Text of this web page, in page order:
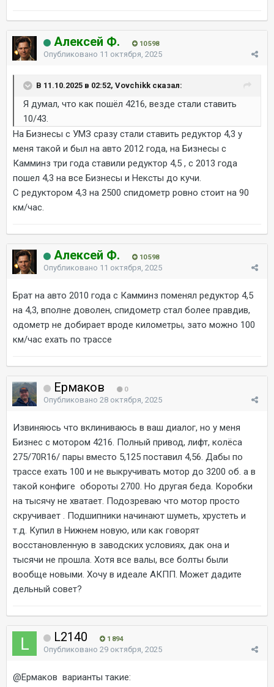
Алексей Ф. 10 598
Опубликовано 11 октября, 2025
В 11.10.2025 в 02:52, Vovchikk сказал:
Я думал, что как пошёл 4216, везде стали ставить
10/43.
На Бизнесы с УМЗ сразу стали ставить редуктор 4,3 у
меня такой и был на авто 2012 года, на Бизнесы с
Камминз три года ставили редуктор 4,5 , с 2013 года
пошел 4,3 на все Бизнесы и Нексты до кучи.
С редуктором 4,3 на 2500 спидометр ровно стоит на 90
км/час.
Алексей Ф. 10 598
Опубликовано 11 октября, 2025
Брат на авто 2010 года с Камминз поменял редуктор 4,5
на 4,3, вполне доволен, спидометр стал более правдив,
одометр не добирает вроде километры, зато можно 100
км/час ехать по трассе
Ермаков 0
Опубликовано 28 октября, 2025
Извиняюсь что вклиниваюсь в ваш диалог, но у меня
Бизнес с мотором 4216. Полный привод, лифт, колёса
275/70R16/ пары вместо 5,125 поставил 4,56. Дабы по
трассе ехать 100 и не выкручивать мотор до 3200 об. а в
такой конфиге обороты 2700. Но другая беда. Коробки
на тысячу не хватает. Подозреваю что мотор просто
скручивает . Подшипники начинают шуметь, хрустеть и
т.д. Купил в Нижнем новую, или как говорят
восстановленную в заводских условиях, дак она и
тысячи не прошла. Хотя все валы, все болты были
вообще новыми. Хочу в идеале АКПП. Может дадите
дельный совет?
L2140 1 894
Опубликовано 29 октября, 2025
@Ермаков варианты такие: